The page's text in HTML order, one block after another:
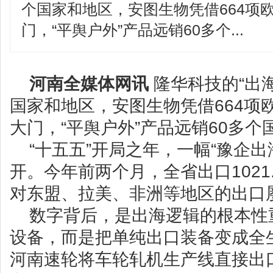
个国家和地区，安图生物凭借664项
门，“平舆户外”产品远销60多个...
河南全媒体网讯 隆华科技的“出
国家和地区，安图生物凭借664项
大门，“平舆户外”产品远销60多个
“十五五”开局之年，一幅“豫企
开。今年前两个月，全省出口
对东盟、拉美、非洲等地区的出口
数字背后，是出海逻辑的根本
设备，而是把单纯出口装备变成
河南速轮将车轮轧机生产线直接出